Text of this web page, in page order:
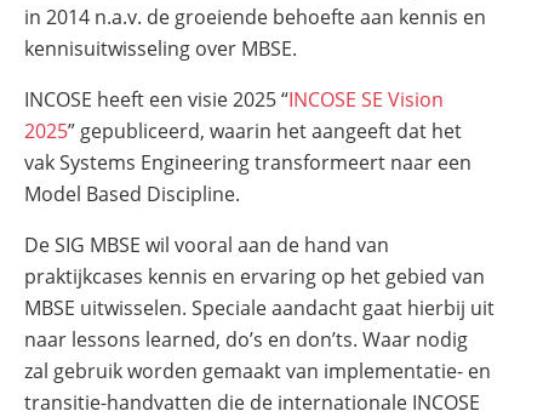
in 2014 n.a.v. de groeiende behoefte aan kennis en
kennisuitwisseling over MBSE.
INCOSE heeft een visie 2025 “INCOSE SE Vision
2025” gepubliceerd, waarin het aangeeft dat het
vak Systems Engineering transformeert naar een
Model Based Discipline.
De SIG MBSE wil vooral aan de hand van
praktijkcases kennis en ervaring op het gebied van
MBSE uitwisselen. Speciale aandacht gaat hierbij uit
naar lessons learned, do’s en don’ts. Waar nodig
zal gebruik worden gemaakt van implementatie- en
transitie-handvatten die de internationale INCOSE